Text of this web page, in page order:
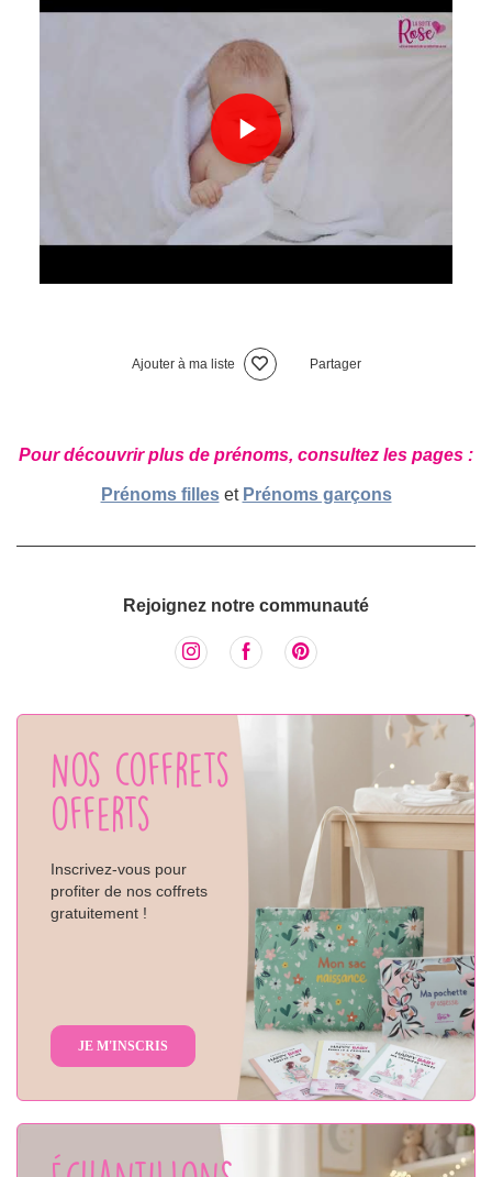
Ajouter à ma liste Partager
Pour découvrir plus de prénoms, consultez les pages :
Prénoms filleset Prénoms garçons
Rejoignez notre communauté
Nos coffrets
offerts
Inscrivez-vous pour
profiter de nos coffrets
gratuitement !
JE M'INSCRIS